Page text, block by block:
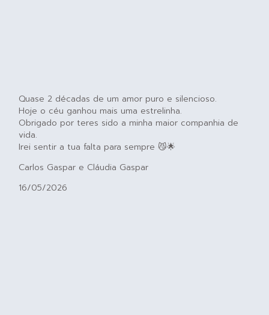
Quase 2 décadas de um amor puro e silencioso.
Hoje o céu ganhou mais uma estrelinha.
Obrigado por teres sido a minha maior companhia de
vida.
Irei sentir a tua falta para sempre 😼🌟
Carlos Gaspar e Cláudia Gaspar
16/05/2026